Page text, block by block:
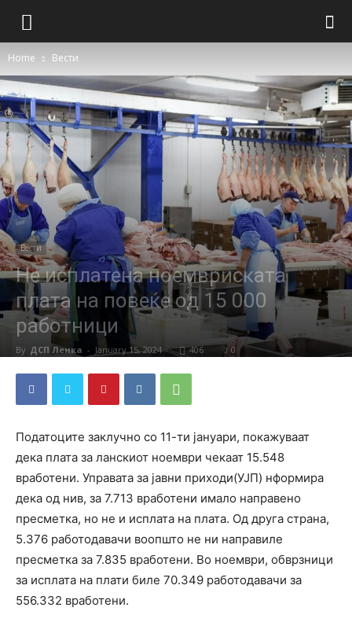
Home Вести
Вести
Не исплатена ноемвриската
плата на повеќе од 15 000
работници
By ДСП Ленка - January 15, 2024 406 0
Податоците заклучно со 11-ти јануари, покажуваат
дека плата за ланскиот ноември чекаат 15.548
вработени. Управата за јавни приходи(УЈП) нформира
дека од нив, за 7.713 вработени имало направено
пресметка, но не и исплата на плата. Од друга страна,
5.376 работодавачи воопшто не ни направиле
пресметка за 7.835 вработени. Во ноември, обврзници
за исплата на плати биле 70.349 работодавачи за
556.332 вработени.